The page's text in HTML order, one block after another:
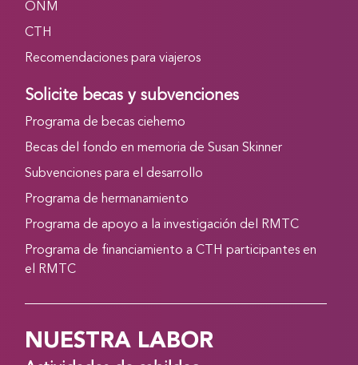
ONM
CTH
Recomendaciones para viajeros
Solicite becas y subvenciones
Programa de becas ciehemo
Becas del fondo en memoria de Susan Skinner
Subvenciones para el desarrollo
Programa de hermanamiento
Programa de apoyo a la investigación del RMTC
Programa de financiamiento a CTH participantes en
el RMTC
NUESTRA LABOR